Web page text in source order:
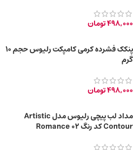
498,000تومان
پنکک فشرده کرمی کامپکت رلیوس حجم 10
گرم
498,000تومان
مداد لب پیچی رلیوس مدل Artistic
Contour کد رنگ 02 Romance